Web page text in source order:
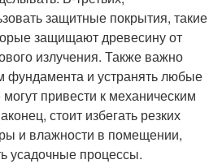
защитные покрытия, такие
защищают древесину от
излучения. Также важно
фундамента и устранять любые
привести к механическим
стоит избегать резких
и влажности в помещении,
усадочные процессы.